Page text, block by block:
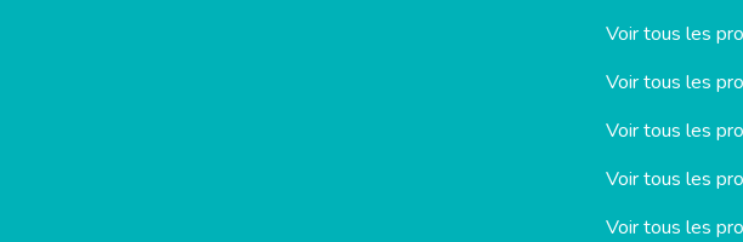
Voir tous les
Voir tous les
Voir tous les
Voir tous les
Voir tous les